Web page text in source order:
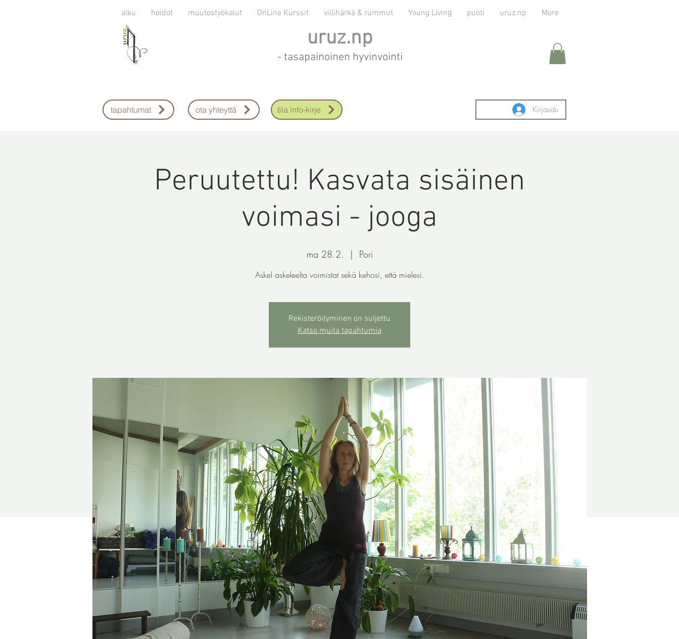
alku hoidot muutostyökalut OnLine Kurssit villihärkä & rummut Young Living puoti uruz.np More
tapahtumat
uruz.np
- tasapainoinen hyvinvointi
ota yhteyttä tila info-kirje Kirjaudu
Peruutettu! Kasvata sisäinen
voimasi - jooga
ma 28.2.
  |
Pori
Askel askeleelta voimistat sekä kehosi, että mielesi.
Rekisteröityminen on suljettu
Katso muita tapahtumia